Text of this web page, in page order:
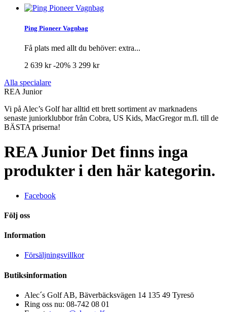
Ping Pioneer Vagnbag
Få plats med allt du behöver: extra...
2 639 kr-20% 3 299 kr
Alla specialare
REA Junior
Vi på Alec’s Golf har alltid ett brett sortiment av marknadens
senaste juniorklubbor från Cobra, US Kids, MacGregor m.fl. till de
BÄSTA priserna!
REA Junior Det finns inga
produkter i den här kategorin.
Facebook
Följ oss
Information
Försäljningsvillkor
Butiksinformation
Alec´s Golf AB, Bäverbäcksvägen 14 135 49 Tyresö
Ring oss nu: 08-742 08 01